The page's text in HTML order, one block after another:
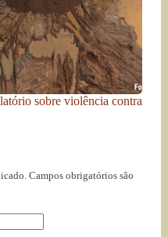
sobre violência contra
Campos obrigatórios são